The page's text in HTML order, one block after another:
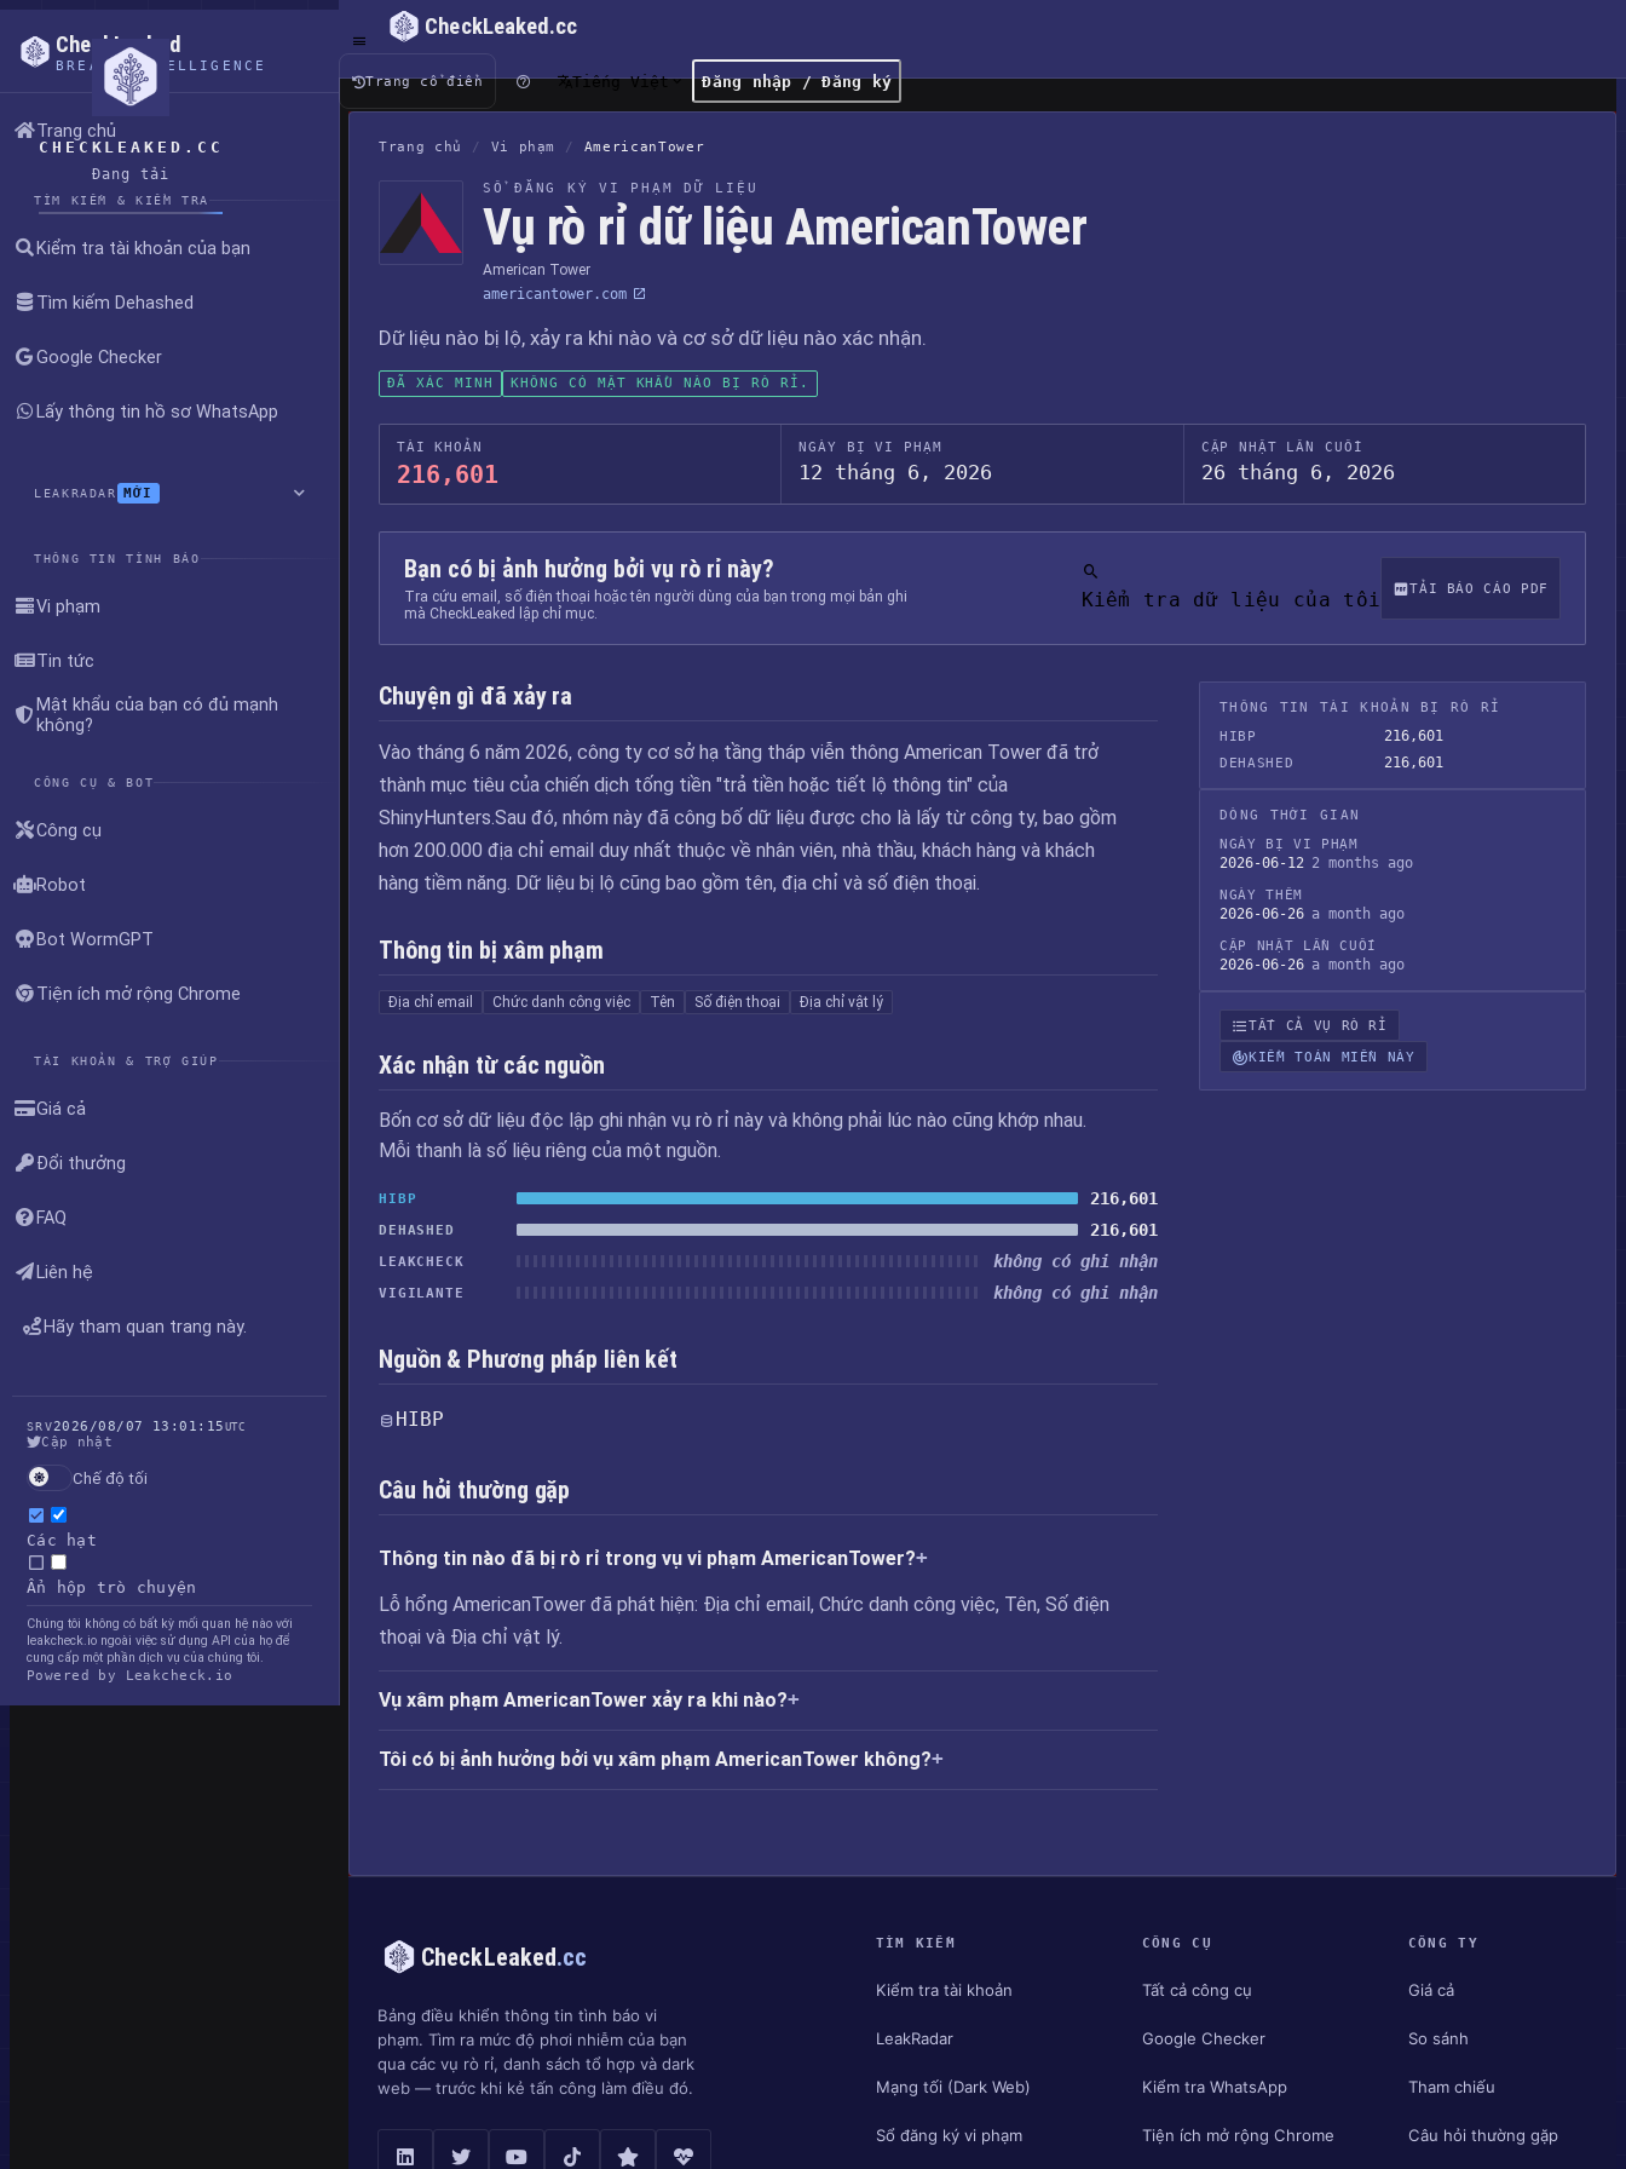
CHECKLEAKED.CC
Đang tải
CheckLeaked
BREACH INTELLIGENCE
Trang chủ
TÌM KIẾM & KIỂM TRA
Kiểm tra tài khoản của bạn
Tìm kiếm Dehashed
Google Checker
Lấy thông tin hồ sơ WhatsApp
LEAKRADAR MỚI
THÔNG TIN TÌNH BÁO
Vi phạm
Tin tức
Mật khẩu của bạn có đủ mạnh
không?
CÔNG CỤ & BOT
Công cụ
Robot
Bot WormGPT
Tiện ích mở rộng Chrome
TÀI KHOẢN & TRỢ GIÚP
Giá cả
Đổi thưởng
FAQ
Liên hệ
Hãy tham quan trang này.
SRV2026/08/07 13:01:15UTC
Cập nhật
Chế độ tối
Các hạt
Ẩn hộp trò chuyện
Chúng tôi không có bất kỳ mối quan hệ nào với
leakcheck.io ngoài việc sử dụng API của họ để
cung cấp một phần dịch vụ của chúng tôi.
Powered by Leakcheck.io
CheckLeaked.cc
Trang cổ điển Tiếng Việt Đăng nhập / Đăng ký
Trang chủ / Vi phạm / AmericanTower
SỔ ĐĂNG KÝ VI PHẠM DỮ LIỆU
Vụ rò rỉ dữ liệu AmericanTower
American Tower
americantower.com
Dữ liệu nào bị lộ, xảy ra khi nào và cơ sở dữ liệu nào xác nhận.
ĐÃ XÁC MINH KHÔNG CÓ MẬT KHẨU NÀO BỊ RÒ RỈ.
TÀI KHOẢN
216,601
NGÀY BỊ VI PHẠM
12 tháng 6, 2026
CẬP NHẬT LẦN CUỐI
26 tháng 6, 2026
Bạn có bị ảnh hưởng bởi vụ rò rỉ này?
Tra cứu email, số điện thoại hoặc tên người dùng của bạn trong mọi bản ghi
mà CheckLeaked lập chỉ mục.
Kiểm tra dữ liệu của tôi TẢI BÁO CÁO PDF
Chuyện gì đã xảy ra
Vào tháng 6 năm 2026, công ty cơ sở hạ tầng tháp viễn thông American Tower đã trở
thành mục tiêu của chiến dịch tống tiền "trả tiền hoặc tiết lộ thông tin" của
ShinyHunters.Sau đó, nhóm này đã công bố dữ liệu được cho là lấy từ công ty, bao gồm
hơn 200.000 địa chỉ email duy nhất thuộc về nhân viên, nhà thầu, khách hàng và khách
hàng tiềm năng. Dữ liệu bị lộ cũng bao gồm tên, địa chỉ và số điện thoại.
Thông tin bị xâm phạm
Địa chỉ email Chức danh công việc Tên Số điện thoại Địa chỉ vật lý
Xác nhận từ các nguồn
Bốn cơ sở dữ liệu độc lập ghi nhận vụ rò rỉ này và không phải lúc nào cũng khớp nhau.
Mỗi thanh là số liệu riêng của một nguồn.
HIBP 216,601
DEHASHED 216,601
LEAKCHECK không có ghi nhận
VIGILANTE không có ghi nhận
Nguồn & Phương pháp liên kết
HIBP
Câu hỏi thường gặp
Thông tin nào đã bị rò rỉ trong vụ vi phạm AmericanTower?
Lỗ hổng AmericanTower đã phát hiện: Địa chỉ email, Chức danh công việc, Tên, Số điện
thoại và Địa chỉ vật lý.
Vụ xâm phạm AmericanTower xảy ra khi nào?
Tôi có bị ảnh hưởng bởi vụ xâm phạm AmericanTower không?
THÔNG TIN TÀI KHOẢN BỊ RÒ RỈ
HIBP
216,601
DEHASHED 216,601
DÒNG THỜI GIAN
NGÀY BỊ VI PHẠM
2026-06-12 2 months ago
NGÀY THÊM
2026-06-26 a month ago
CẬP NHẬT LẦN CUỐI
2026-06-26 a month ago
TẤT CẢ VỤ RÒ RỈ
KIỂM TOÁN MIỀN NÀY
CheckLeaked.cc
Bảng điều khiển thông tin tình báo vi
phạm. Tìm ra mức độ phơi nhiễm của bạn
qua các vụ rò rỉ, danh sách tổ hợp và dark
web — trước khi kẻ tấn công làm điều đó.
TÌM KIẾM
Kiểm tra tài khoản
LeakRadar
Mạng tối (Dark Web)
Sổ đăng ký vi phạm
CÔNG CỤ
Tất cả công cụ
Google Checker
Kiểm tra WhatsApp
Tiện ích mở rộng Chrome
CÔNG TY
Giá cả
So sánh
Tham chiếu
Câu hỏi thường gặp